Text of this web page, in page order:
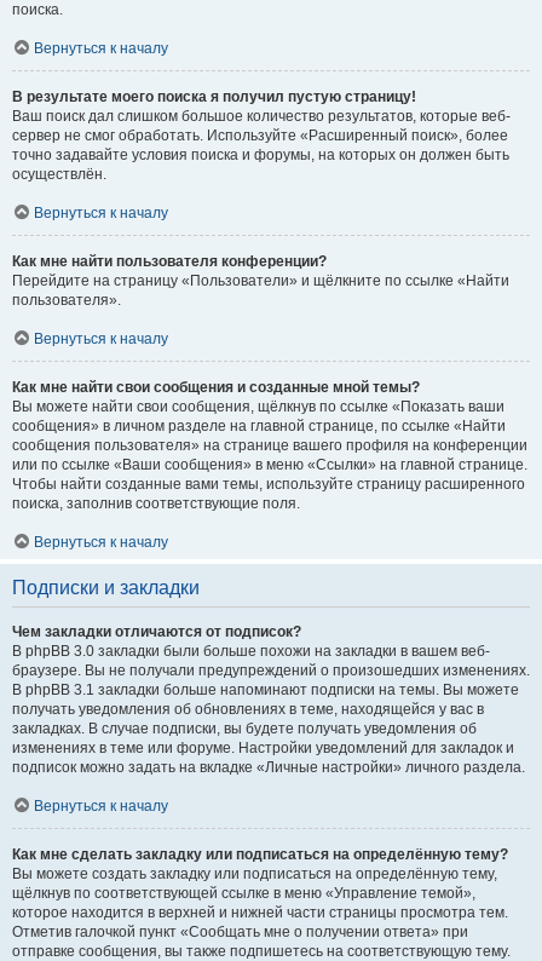
поиска.
Вернуться к началу
В результате моего поиска я получил пустую страницу!
Ваш поиск дал слишком большое количество результатов, которые веб-
сервер не смог обработать. Используйте «Расширенный поиск», более
точно задавайте условия поиска и форумы, на которых он должен быть
осуществлён.
Вернуться к началу
Как мне найти пользователя конференции?
Перейдите на страницу «Пользователи» и щёлкните по ссылке «Найти
пользователя».
Вернуться к началу
Как мне найти свои сообщения и созданные мной темы?
Вы можете найти свои сообщения, щёлкнув по ссылке «Показать ваши
сообщения» в личном разделе на главной странице, по ссылке «Найти
сообщения пользователя» на странице вашего профиля на конференции
или по ссылке «Ваши сообщения» в меню «Ссылки» на главной странице.
Чтобы найти созданные вами темы, используйте страницу расширенного
поиска, заполнив соответствующие поля.
Вернуться к началу
Подписки и закладки
Чем закладки отличаются от подписок?
В phpBB 3.0 закладки были больше похожи на закладки в вашем веб-
браузере. Вы не получали предупреждений о произошедших изменениях.
В phpBB 3.1 закладки больше напоминают подписки на темы. Вы можете
получать уведомления об обновлениях в теме, находящейся у вас в
закладках. В случае подписки, вы будете получать уведомления об
изменениях в теме или форуме. Настройки уведомлений для закладок и
подписок можно задать на вкладке «Личные настройки» личного раздела.
Вернуться к началу
Как мне сделать закладку или подписаться на определённую тему?
Вы можете создать закладку или подписаться на определённую тему,
щёлкнув по соответствующей ссылке в меню «Управление темой»,
которое находится в верхней и нижней части страницы просмотра тем.
Отметив галочкой пункт «Сообщать мне о получении ответа» при
отправке сообщения, вы также подпишетесь на соответствующую тему.